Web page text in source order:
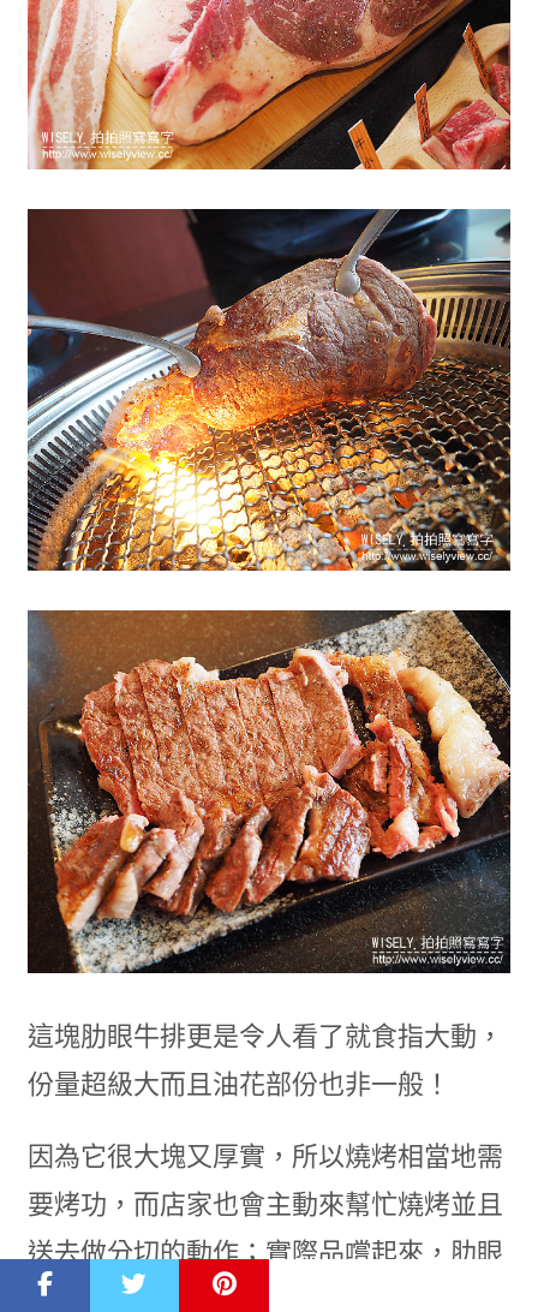
這塊肋眼牛排更是令人看了就食指大動，
份量超級大而且油花部份也非一般！
因為它很大塊又厚實，所以燒烤相當地需
要烤功，而店家也會主動來幫忙燒烤並且
送去做分切的動作；實際品嚐起來，肋眼
心與蓋肉是最精華美味且意猶味盡。而